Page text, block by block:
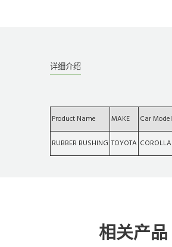
详细介绍
Product Name MAKE Car Model
RUBBER BUSHING TOYOTA COROLLA
相关产品